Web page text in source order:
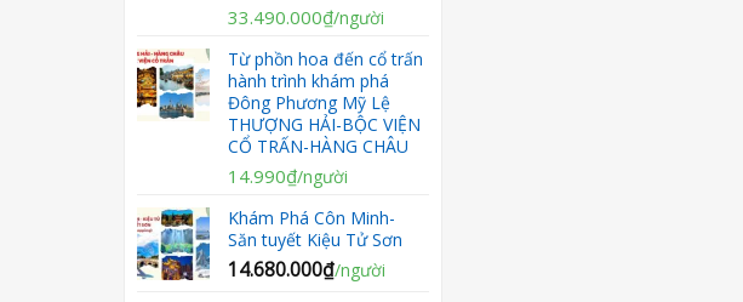
Giá
là:
34.990.000₫.
33.490.000₫Giá
tại
là:
33.490.000₫.
/người
Từ phồn hoa đến cổ trấn
hành trình khám phá
Đông Phương Mỹ Lệ
THƯỢNG HẢI-BỘC VIỆN
CỔ TRẤN-HÀNG CHÂU
Giá
là:
1.790.000₫.
14.990₫Giá
tại
là:
14.990₫.
/người
Khám Phá Côn Minh-
Săn tuyết Kiệu Tử Sơn
14.680.000₫/người